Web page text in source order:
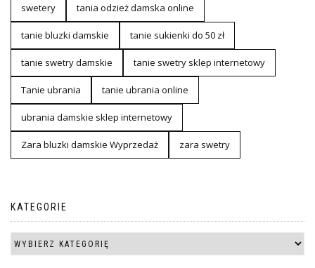
swetery tania odzież damska online
tanie bluzki damskie tanie sukienki do 50 zł
tanie swetry damskie tanie swetry sklep internetowy
Tanie ubrania tanie ubrania online
ubrania damskie sklep internetowy
Zara bluzki damskie Wyprzedaż zara swetry
KATEGORIE